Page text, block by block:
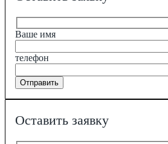
Ваше имя
телефон
Оставить заявку